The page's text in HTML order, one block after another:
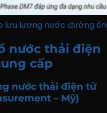
lưu lượng nước đường
nước thải điện
cấp
nước thải điện tử
– Mỹ)